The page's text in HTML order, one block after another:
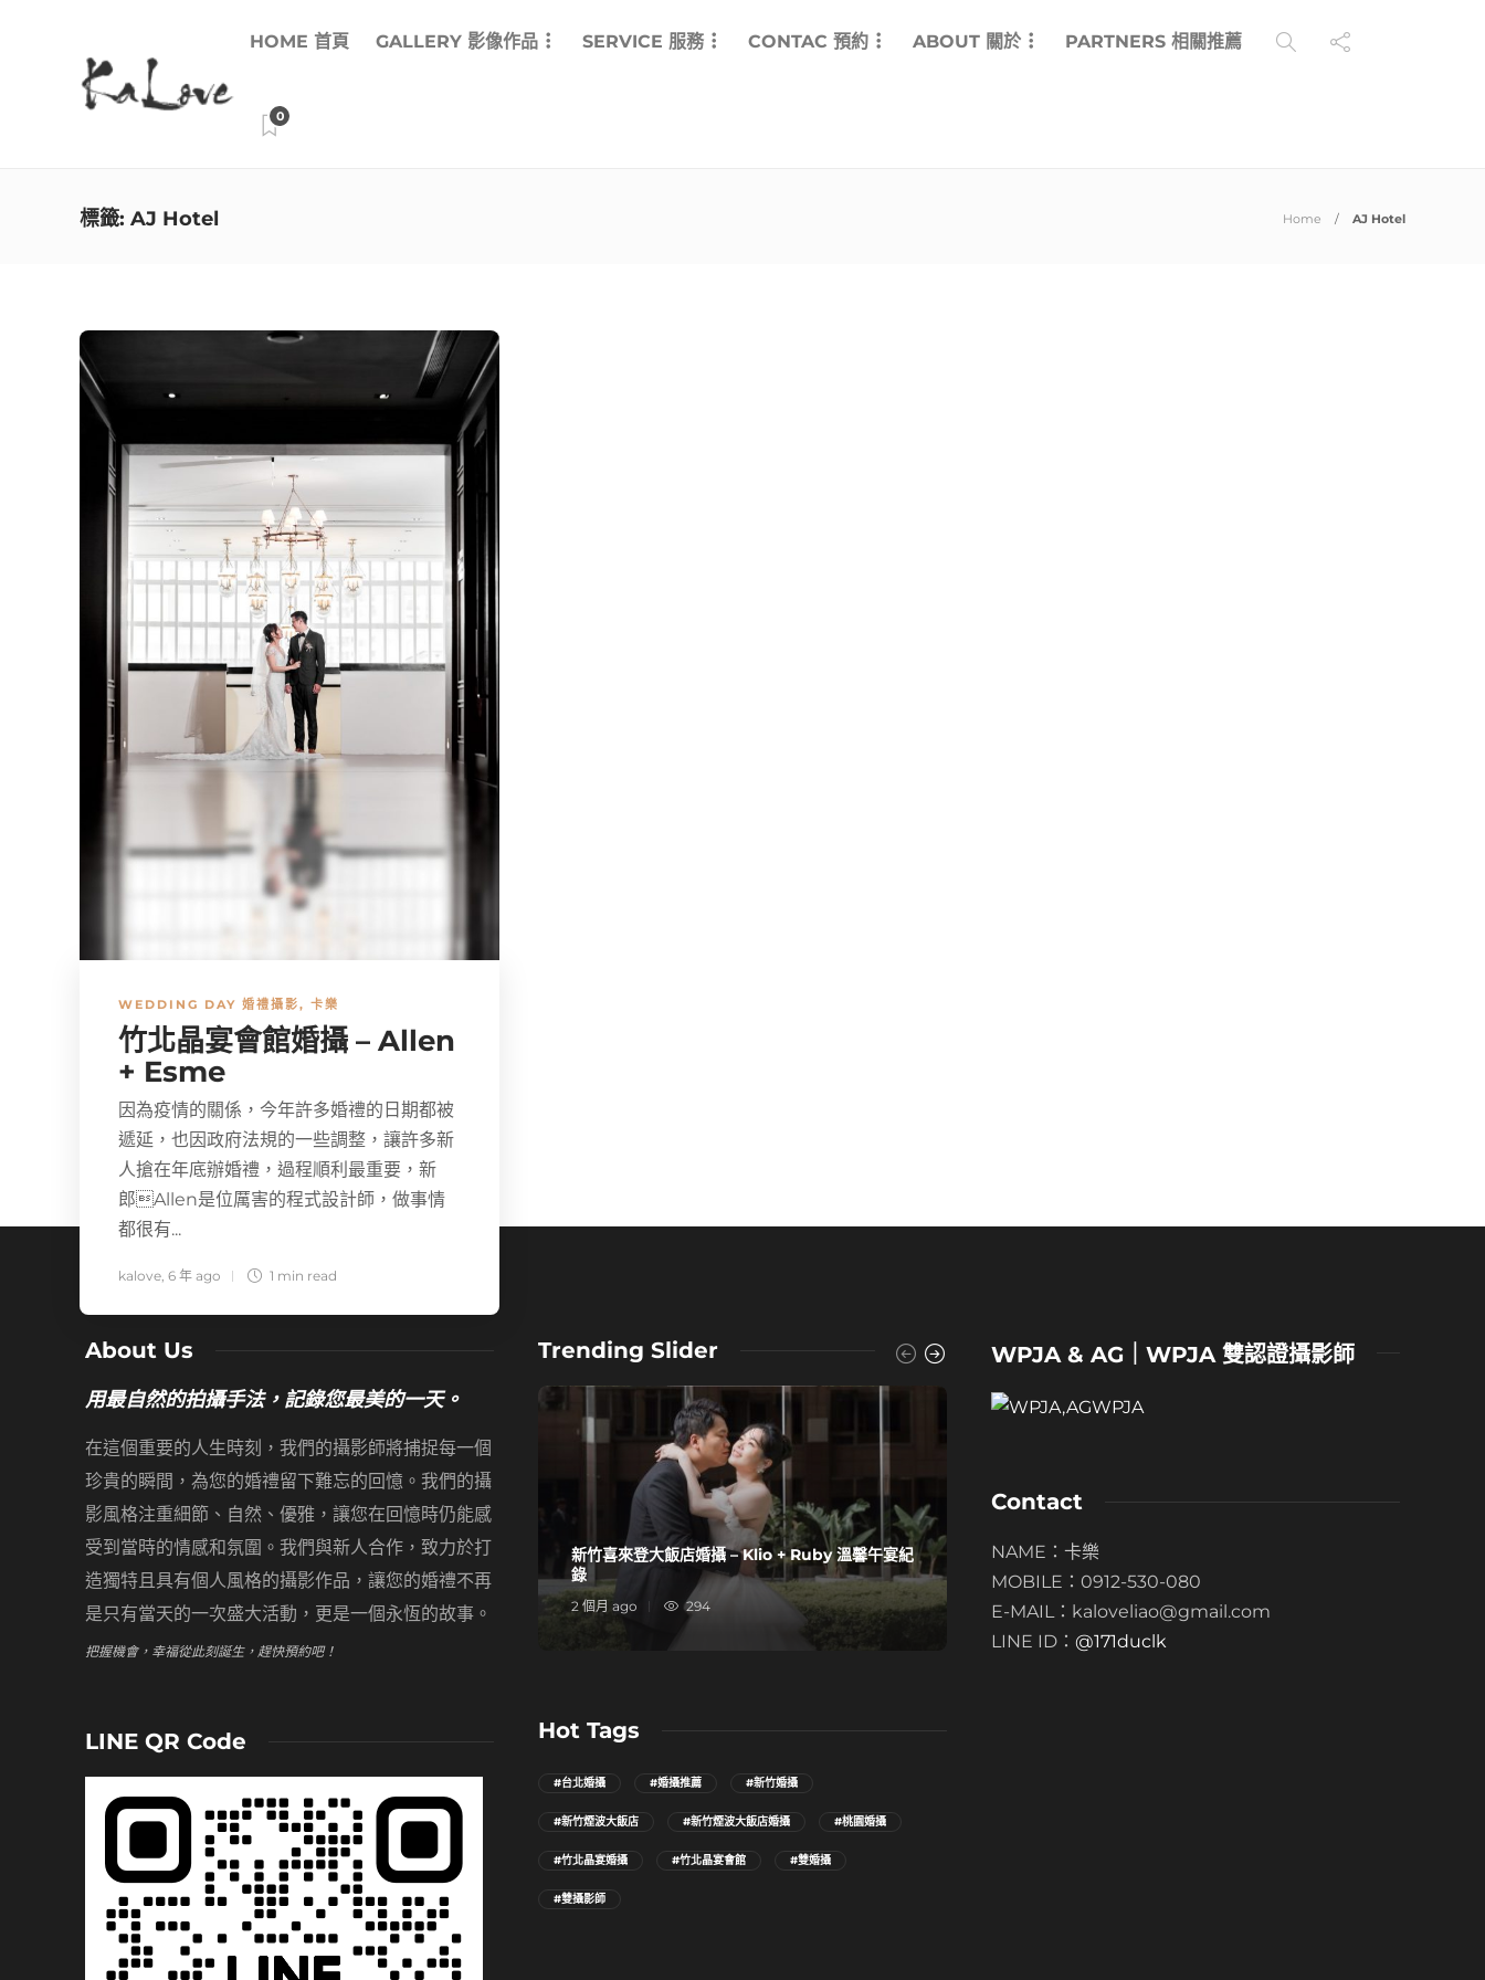
HOME 首頁 GALLERY 影像作品 SERVICE 服務 CONTAC 預約 ABOUT 關於 PARTNERS 相關推薦
0
標籤: AJ Hotel Home AJ Hotel
WEDDING DAY 婚禮攝影, 卡樂
竹北晶宴會館婚攝 – Allen
+ Esme
因為疫情的關係，今年許多婚禮的日期都被
遞延，也因政府法規的一些調整，讓許多新
人搶在年底辦婚禮，過程順利最重要，新
郎Allen是位厲害的程式設計師，做事情
都很有...
kalove 6 年 ago 1 min read
About Us
用最自然的拍攝手法，記錄您最美的一天。
在這個重要的人生時刻，我們的攝影師將捕捉每一個
珍貴的瞬間，為您的婚禮留下難忘的回憶。我們的攝
影風格注重細節、自然、優雅，讓您在回憶時仍能感
受到當時的情感和氛圍。我們與新人合作，致力於打
造獨特且具有個人風格的攝影作品，讓您的婚禮不再
是只有當天的一次盛大活動，更是一個永恆的故事。
把握機會，幸福從此刻誕生，趕快預約吧！
LINE QR Code
Trending Slider
新竹喜來登大飯店婚攝 – Klio + Ruby 溫馨午宴紀
錄
2 個月 ago 294
竹北藏鮮閣婚攝 – 穎綸 + 絮涵
1 年 ago 1307
Hot Tags
#台北婚攝 #婚攝推薦 #新竹婚攝
#新竹煙波大飯店 #新竹煙波大飯店婚攝 #桃園婚攝
#竹北晶宴婚攝 #竹北晶宴會館 #雙婚攝
#雙攝影師
WPJA & AG｜WPJA 雙認證攝影師
Contact
NAME：卡樂
MOBILE：0912-530-080
E-MAIL：kaloveliao@gmail.com
LINE ID： @171duclk